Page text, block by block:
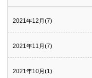
2021年12月(7)
2021年11月(7)
2021年10月(1)